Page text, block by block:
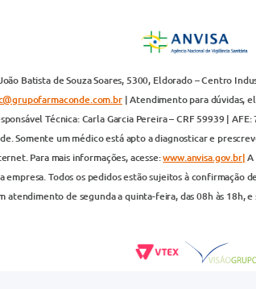
Batista de Souza Soares, 5300, Eldorado – Centro
| Atendimento para dúvidas,
Técnica: Carla Garcia Pereira – CRF 59939 |
Somente um médico está apto a diagnosticar e
Para mais informações, acesse:www.anvisa.gov.br|A
empresa. Todos os pedidos estão sujeitos à
de segunda a quinta-feira, das 08h às